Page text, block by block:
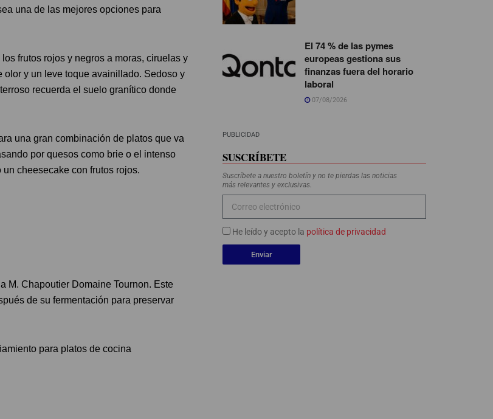
una de las mejores opciones para
frutos rojos y negros a moras, ciruelas y
y un leve toque avainillado. Sedoso y
recuerda el suelo granítico donde
una gran combinación de platos que va
por quesos como brie o el intenso
cheesecake con frutos rojos.
M. Chapoutier Domaine Tournon. Este
de su fermentación para preservar
para platos de cocina
El 74 % de las pymes
europeas gestiona sus
finanzas fuera del horario
laboral
07/08/2026
PUBLICIDAD
SUSCRÍBETE
Suscríbete a nuestro boletín y no te pierdas las noticias
más relevantes y exclusivas.
He leído y acepto la política de privacidad
Enviar